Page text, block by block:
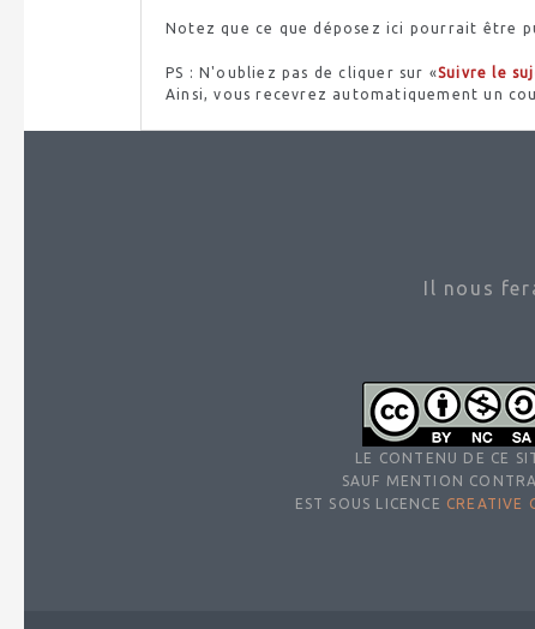
Notez que ce que déposez ici pourrait être
PS : N'oubliez pas decliquer sur «Suivre le
Ainsi, vous recevrez automatiquement un
Il nous
LE CONTENU DE CE
SAUF MENTION
EST SOUS LICENCE CREATIVE